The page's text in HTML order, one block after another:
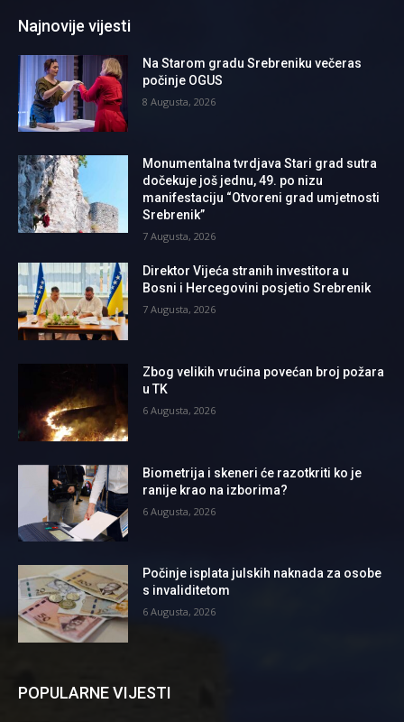
Najnovije vijesti
Na Starom gradu Srebreniku večeras
počinje OGUS
8 Augusta, 2026
Monumentalna tvrdjava Stari grad sutra
dočekuje još jednu, 49. po nizu
manifestaciju “Otvoreni grad umjetnosti
Srebrenik”
7 Augusta, 2026
Direktor Vijeća stranih investitora u
Bosni i Hercegovini posjetio Srebrenik
7 Augusta, 2026
Zbog velikih vrućina povećan broj požara
u TK
6 Augusta, 2026
Biometrija i skeneri će razotkriti ko je
ranije krao na izborima?
6 Augusta, 2026
Počinje isplata julskih naknada za osobe
s invaliditetom
6 Augusta, 2026
POPULARNE VIJESTI